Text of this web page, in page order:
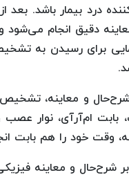
درد بیمار باشد.
دقیق انجام می‌شود
برای رسیدن به
و معاینه،
بابت ام‌آرآی، نوار
وقت خود را هم بابت
بر شرح‌حال و معاینه